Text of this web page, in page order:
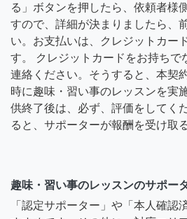
る」ボタンを押したら、依頼者様
すので、詳細が決まりましたら、
い。お支払いは、クレジットカー
す。 クレジットカードをお持ちで
連絡ください。そうすると、本契
時に趣味・習い事のレッスンを実
供終了後は、必ず、評価をしてく
ると、サポーターが報酬を受け取
趣味・習い事のレッスンのサポー
「認定サポーター」や「本人確認